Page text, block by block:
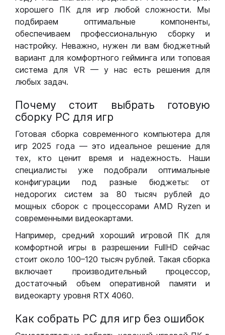
хорошего ПК для игр любой сложности. Мы
подбираем оптимальные компоненты,
обеспечиваем профессиональную сборку и
настройку. Неважно, нужен ли вам бюджетный
вариант для комфортного гейминга или топовая
система для VR — у нас есть решения для
любых задач.
Почему стоит выбрать готовую
сборку РС для игр
Готовая сборка современного компьютера для
игр 2025 года — это идеальное решение для
тех, кто ценит время и надежность. Наши
специалисты уже подобрали оптимальные
конфигурации под разные бюджеты: от
недорогих систем за 80 тысяч рублей до
мощных сборок с процессорами AMD Ryzen и
современными видеокартами.
Например, средний хороший игровой ПК для
комфортной игры в разрешении FullHD сейчас
стоит около 100–120 тысяч рублей. Такая сборка
включает производительный процессор,
достаточный объем оперативной памяти и
видеокарту уровня RTX 4060.
Как собрать РС для игр без ошибок